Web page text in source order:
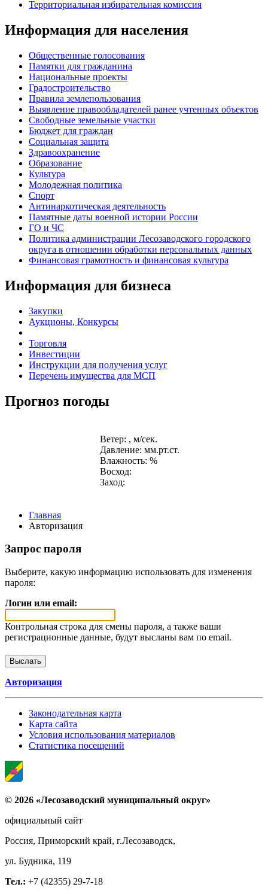
Территориальная избирательная комиссия
Информация для населения
Общественные голосования
Памятки для гражданина
Национальные проекты
Градостроительство
Правила землепользования
Выявление правообладателей ранее учтенных объектов
Свободные земельные участки
Бюджет для граждан
Социальная защита
Здравоохранение
Образование
Культура
Молодежная политика
Спорт
Антинаркотическая деятельность
Памятные даты военной истории России
ГО и ЧС
Политика администрации Лесозаводского городского
округа в отношении обработки персональных данных
Финансовая грамотность и финансовая культура
Информация для бизнеса
Закупки
Аукционы, Конкурсы
Торговля
Инвестиции
Инструкции для получения услуг
Перечень имущества для МСП
Прогноз погоды
Ветер: , м/сек.
Давление: мм.рт.ст.
Влажность: %
Восход:
Заход:
Главная
Авторизация
Запрос пароля
Выберите, какую информацию использовать для изменения
пароля:
Логин или email:
Контрольная строка для смены пароля, а также ваши
регистрационные данные, будут высланы вам по email.
Авторизация
Законодательная карта
Карта сайта
Условия использования материалов
Статистика посещений
© 2026 «Лесозаводский муниципальный округ»
официальный сайт
Россия, Приморский край, г.Лесозаводск,
ул. Будника, 119
Тел.: +7 (42355) 29-7-18